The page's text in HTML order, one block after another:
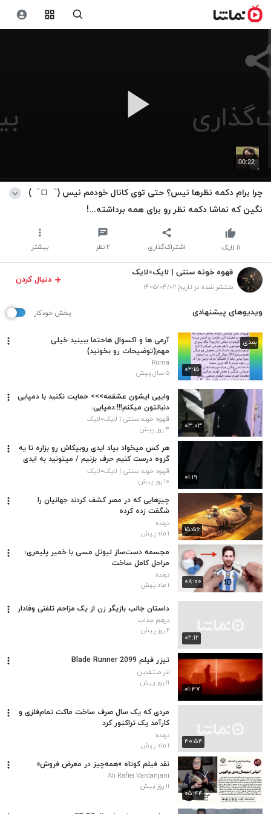
00:22
چرا برام دکمه نظرها نیس؟ حتی توی کانال خودمم نیس (゜ロ゜)
نگین که نماشا دکمه نظر رو برای همه برداشته...!
اشتراک‌گذاری ۲نظر بیشتر ۱۱ لایک
قهوه خونه سنتی | لایک=لایک
منتشر شده در تاریخ ۱۴۰۵/۰۴/۰۲
دنبال کردن
ویدیوهای پیشنهادی پخش خودکار
۰۲:۱۵
بعدی
آرمی ها و اکسوال هاحتما ببینید خیلی
مهم(توضیحات رو بخونید)
Roma
۵ سال پیش
۰۳:۰۳
واییی ایشون عشقمه>>> حمایت نکنید با دمپایی
دنبالتون میکنم!!!:دمپایی:
قهوه خونه سنتی | لایک=لایک
۳ روز پیش
۰۱:۱۹
هر کس میخواد بیاد ایدی روبیکاش رو بزاره تا یه
گروه درست کنیم حرف بزنیم / میتونید به ایدی
روبیکام پیام بدین کپ
قهوه خونه سنتی | لایک=لایک
۱۰ روز پیش
۱۵:۵۶
چیزهایی که در مصر کشف کردند جهانیان را
شگفت زده کرده
دونده
۱ ماه پیش
۰۸:۰۰
مجسمه دست‌ساز لیونل مسی با خمیر پلیمری؛
مراحل کامل ساخت
دونده
۱ ماه پیش
۰۲:۱۲
داستان جالب بازیگر زن از یک مزاحم تلفنی وفادار
درهم جذاب
۲ روز پیش
۰۱:۴۷
تیزر فیلم Blade Runner 2099
لنز منتقدین
۱۱ روز پیش
۴۰:۵۴
مردی که یک سال صرف ساخت ماکت تمام‌فلزی و
کارآمد یک تراکتور کرد
دونده
۱ ماه پیش
۰۵:۴۴
نقد فیلم کوتاه «همه‌چیز در معرض فروش»
Ali Rafiei Vardanjani
۱۱ روز پیش